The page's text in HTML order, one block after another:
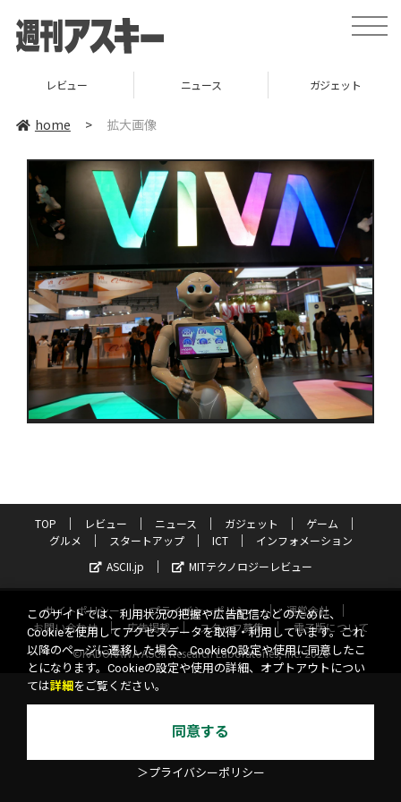
toggle
レビュー ニュース ガジェット
home > 拡大画像
TOP レビュー ニュース ガジェット
ゲーム
グルメ
スタートアップ ICT
インフォメーション
ASCII.jp
MITテクノロジーレビュー
サイトポリシー プライバシーポリシー
運営会社
お問い合わせ
広告掲載 スタッフ募集
電子版について
©KADOKAWA ASCII Research Laboratories, Inc. 2026
このサイトでは、利用状況の把握や広告配信などのために、
Cookieを使用してアクセスデータを取得・利用しています。これ
以降のページに遷移した場合、Cookieの設定や使用に同意したこ
とになります。Cookieの設定や使用の詳細、オプトアウトについ
ては詳細 をご覧ください。
同意する
＞プライバシーポリシー